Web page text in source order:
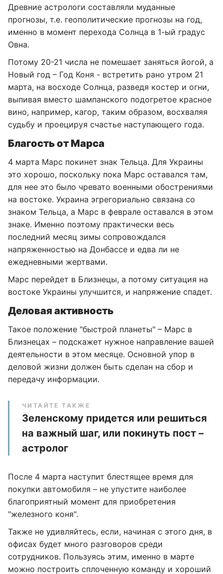
Древние астрологи составляли муданные
прогнозы, т.е. геополитические прогнозы на год,
именно в момент перехода Солнца в 1-ый градус
Овна.
Потому 20-21 числа не помешает заняться йогой, а
Новый год – Год Коня - встретить рано утром 21
марта, на восходе Солнца, разведя костер и огни,
выпивая вместо шампанского подогретое красное
вино, например, кагор, таким образом, восхваляя
судьбу и проецируя счастье наступающего года.
Благость от Марса
4 марта Марс покинет знак Тельца. Для Украины
это хорошо, поскольку пока Марс оставался там,
для нее это было чревато военными обострениями
на востоке. Украина эгрегориально связана со
знаком Тельца, а Марс в феврале оставался в этом
знаке. Именно поэтому практически весь
последний месяц зимы сопровождался
напряженностью на Донбассе и едва ли не
ежедневными жертвами.
Марс перейдет в Близнецы, а потому ситуация на
востоке Украины улучшится, и напряжение спадет.
Деловая активность
Такое положение "быстрой планеты" – Марс в
Близнецах – подскажет нужное направление вашей
деятельности в этом месяце. Основной упор в
деловой жизни должен быть сделан на сбор и
передачу информации.
ЧИТАЙТЕ ТАКЖЕ
Зеленскому придется или решиться
на важный шаг, или покинуть пост –
астролог
После 4 марта наступит блестящее время для
покупки автомобиля – не упустите наиболее
благоприятный момент для приобретения
"железного коня".
Также не удивляйтесь, если, начиная с этого дня, в
офисах будет много разговоров среди
сотрудников. Пользуясь этим, именно в марте
можно построить сплоченную команду и хороший